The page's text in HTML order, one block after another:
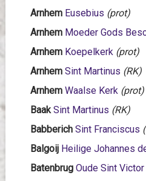
ArnhemEusebius (prot)
ArnhemMoeder Gods
Arnhem Koepelkerk(prot)
Arnhem Sint Martinus (RK)
Arnhem Waalse Kerk (prot)
BaakSint Martinus (RK)
Babberich Sint Franciscus
Balgoij Heilige Johannes
Batenbrug Oude Sint Victor